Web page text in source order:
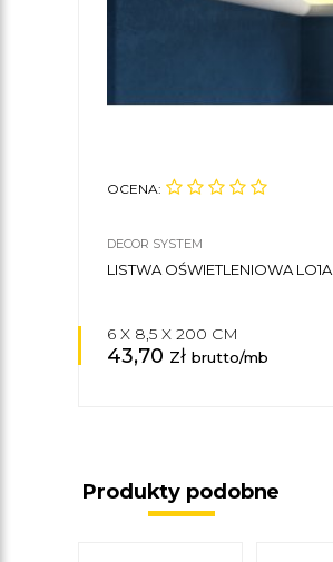
OCENA:
DECOR SYSTEM
LISTWA OŚWIETLENIOWA LO1A
6 X 8,5 X 200 CM
43,70 zł brutto/mb
Produkty podobne